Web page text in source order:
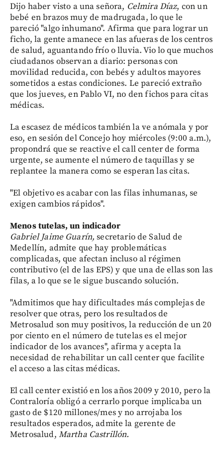
Dijo haber visto a una señora, Celmira Díaz, con un
bebé en brazos muy de madrugada, lo que le
pareció "algo inhumano". Afirma que para lograr un
ficho, la gente amanece en las afueras de los centros
de salud, aguantando frío o lluvia. Vio lo que muchos
ciudadanos observan a diario: personas con
movilidad reducida, con bebés y adultos mayores
sometidos a estas condiciones. Le pareció extraño
que los jueves, en Pablo VI, no den fichos para citas
médicas.
La escasez de médicos también la ve anómala y por
eso, en sesión del Concejo hoy miércoles (9:00 a.m.),
propondrá que se reactive el call center de forma
urgente, se aumente el número de taquillas y se
replantee la manera como se esperan las citas.
"El objetivo es acabar con las filas inhumanas, se
exigen cambios rápidos".
Menos tutelas, un indicador
Gabriel Jaime Guarín,secretario de Salud de
Medellín, admite que hay problemáticas
complicadas, que afectan incluso al régimen
contributivo (el de las EPS) y que una de ellas son las
filas, a lo que se le sigue buscando solución.
"Admitimos que hay dificultades más complejas de
resolver que otras, pero los resultados de
Metrosalud son muy positivos, la reducción de un 20
por ciento en el número de tutelas es el mejor
indicador de los avances", afirma y acepta la
necesidad de rehabilitar un call center que facilite
el acceso a las citas médicas.
El call center existió en los años 2009 y 2010, pero la
Contraloría obligó a cerrarlo porque implicaba un
gasto de $120 millones/mes y no arrojaba los
resultados esperados, admite la gerente de
Metrosalud, Martha Castrillón.